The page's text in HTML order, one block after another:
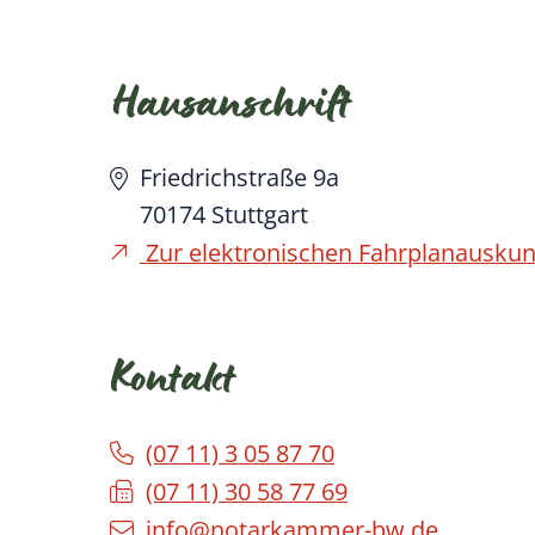
Hausanschrift
Friedrichstraße 9a
70174 Stuttgart
Zur elektronischen
Kontakt
(07 11) 3 05 87 70
(07 11) 30 58 77 69